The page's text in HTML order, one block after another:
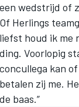
een wedstrijd of
Of Herlings
liefst houd ik me
ding. Voorlopig
concullega kan
betalen zij me.
de baas.”